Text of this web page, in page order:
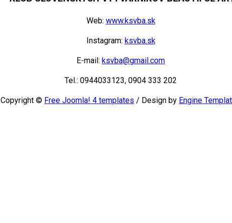
Web: www.ksvba.sk
Instagram: ksvba.sk
E-mail: ksvba@gmail.com
Tel.: 0944033123, 0904 333 202
Copyright © Free Joomla! 4 templates / Design by Engine